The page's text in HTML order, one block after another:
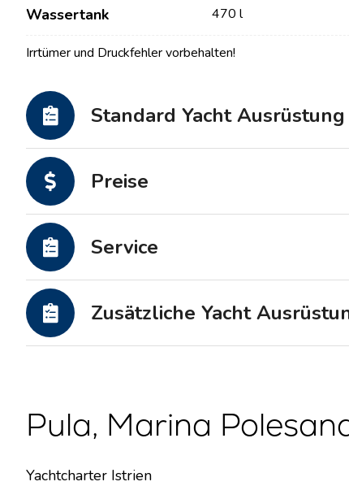
Wassertank 470 l
Irrtümer und Druckfehler vorbehalten!
Standard Yacht Ausrüstung
Preise
Service
Zusätzliche Yacht
Pula, Marina
Yachtcharter Istrien
Über uns
Motorboote
Katamarane
Motoryachten